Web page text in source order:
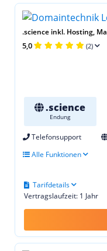
.science inkl. Hosting,
5,0 (2)
.science
Endung
Telefonsupport
Alle Funktionen
Vertragslaufzeit: 1 Jahr
Tarifdetails